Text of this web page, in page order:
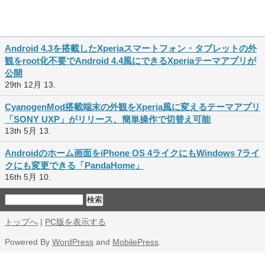
Android 4.3を搭載したXperiaスマートフォン・タブレットの外
観をroot化不要でAndroid 4.4風にできるXperiaテーマアプリが
公開
29th 12月 13.
CyanogenMod搭載端末の外観をXperia風に変えるテーマアプリ
「SONY UXP」がリリース、簡単操作で切替え可能
13th 5月 13.
Androidのホーム画面をiPhone OS 4ライクにもWindows 7ライ
クにも変更できる「PandaHome」
16th 5月 10.
トップへ | PC版を表示する
Powered By WordPress and MobilePress